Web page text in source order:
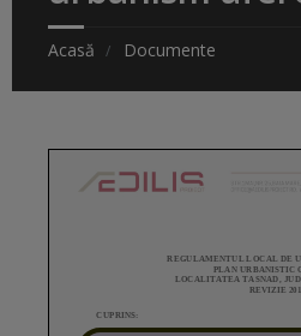
Acasă Documente